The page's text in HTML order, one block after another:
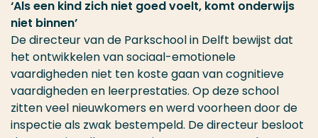
‘Als een kind zich niet goed voelt, komt onderwijs
niet binnen’
De directeur van de Parkschool in Delft bewijst dat
het ontwikkelen van sociaal-emotionele
vaardigheden niet ten koste gaan van cognitieve
vaardigheden en leerprestaties. Op deze school
zitten veel nieuwkomers en werd voorheen door de
inspectie als zwak bestempeld. De directeur besloot